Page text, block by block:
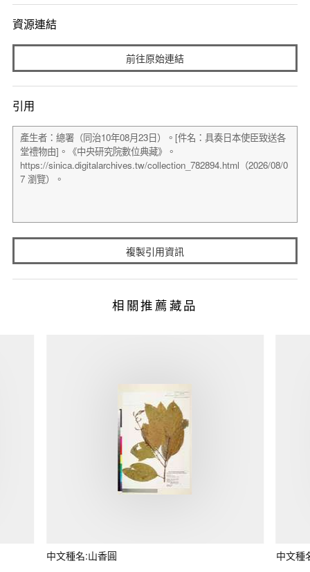
資源連結
前往原始連結
引用
複製引用資訊
相關推薦藏品
中文種名:山香圓 中文種